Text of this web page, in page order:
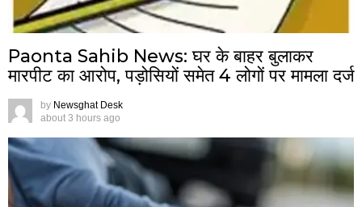
Paonta Sahib News: घर के बाहर बुलाकर
मारपीट का आरोप, पड़ोसियों समेत 4 लोगों पर मामला दर्ज
by Newsghat Desk
about 3 hours ago